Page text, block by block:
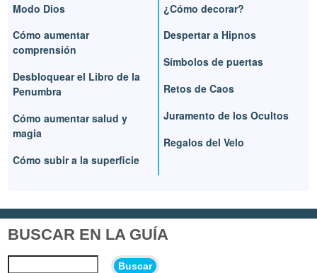
Modo Dios
Cómo aumentar
comprensión
Desbloquear el Libro de la
Penumbra
Cómo aumentar salud y
magia
Cómo subir a la superficie
¿Cómo decorar?
Despertar a Hipnos
Símbolos de puertas
Retos de Caos
Juramento de los Ocultos
Regalos del Velo
BUSCAR EN LA GUÍA
Buscar